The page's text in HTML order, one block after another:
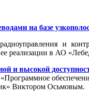
на базе
и
реализации в АО
и высокой
Виктором Осьмовым.